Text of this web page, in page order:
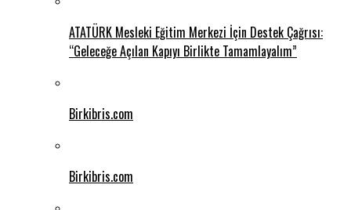
ATATÜRK Mesleki Eğitim Merkezi İçin Destek Çağrısı:
“Geleceğe Açılan Kapıyı Birlikte Tamamlayalım”
Birkibris.com
Birkibris.com